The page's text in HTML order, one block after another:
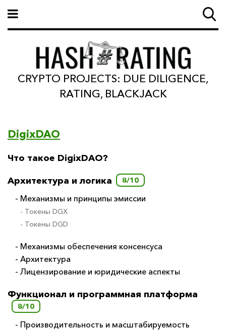
CRYPTO PROJECTS: DUE DILIGENCE,
RATING, BLACKJACK
DigixDAO
Что такое DigixDAO?
Архитектура и логика 8/10
- Механизмы и принципы эмиссии
- Токены DGX
- Токены DGD
- Механизмы обеспечения консенсуса
- Архитектура
- Лицензирование и юридические аспекты
Функционал и программная платформа
8/10
- Производительность и масштабируемость